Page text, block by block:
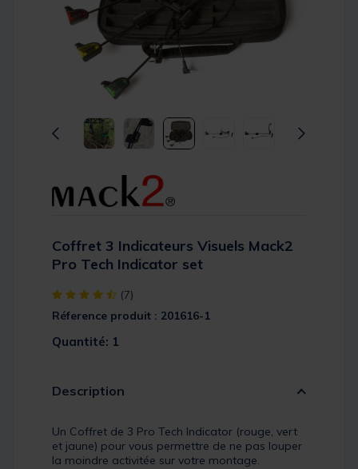
Coffret 3 Indicateurs Visuels Mack2
Pro Tech Indicator set
[object Object] out of 5 Customer Rating
(7)
Réference produit : 201616-1
Quantité: 1
Description
Un Coffret de 3 Pro Tech Indicator (rouge, vert
et jaune) pour vous permettre de ne pas louper
la moindre activitée sur votre montage.